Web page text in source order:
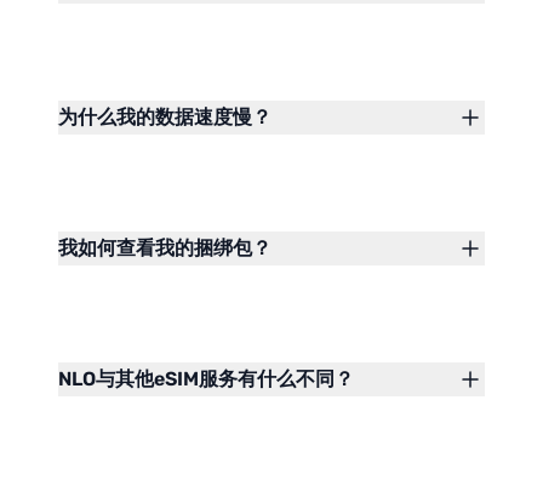
为什么我的数据速度慢？
我如何查看我的捆绑包？
NLO与其他eSIM服务有什么不同？